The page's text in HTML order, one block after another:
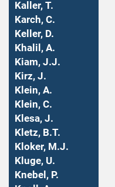
Kaller, T.
Karch, C.
Keller, D.
Khalil, A.
Kiam, J.J.
Kirz, J.
Klein, A.
Klein, C.
Klesa, J.
Kletz, B.T.
Kloker, M.J.
Kluge, U.
Knebel, P.